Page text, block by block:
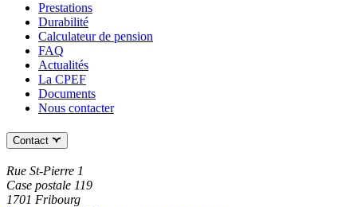
Prestations
Durabilité
Calculateur de pension
FAQ
Actualités
La CPEF
Documents
Nous contacter
Contact
Rue St-Pierre 1
Case postale 119
1701 Fribourg